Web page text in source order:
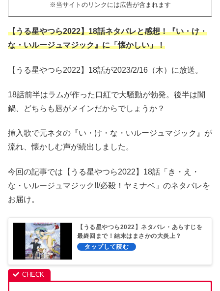
※当サイトのリンクには広告が含まれます
【うる星やつら2022】18話ネタバレと感想！『い・け・
な・いルージュマジック』に「懐かしい」！
【うる星やつら2022】18話が2023/2/16（木）に放送。
18話前半はラムが作った口紅で大騒動が勃発。後半は闇
鍋、どちらも唇がメインだからでしょうか？
挿入歌で元ネタの『い・け・な・いルージュマジック』が
流れ、懐かしむ声が続出しました。
今回の記事では【うる星やつら2022】18話「き・え・
な・いルージュマジック!!/必殺！ヤミナベ」のネタバレを
お届け。
【うる星やつら2022】ネタバレ・あらすじを
最終回まで！結末はまさかの大炎上？